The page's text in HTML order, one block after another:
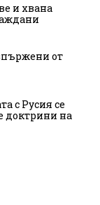
и хвана
от
с Русия се
доктрини на